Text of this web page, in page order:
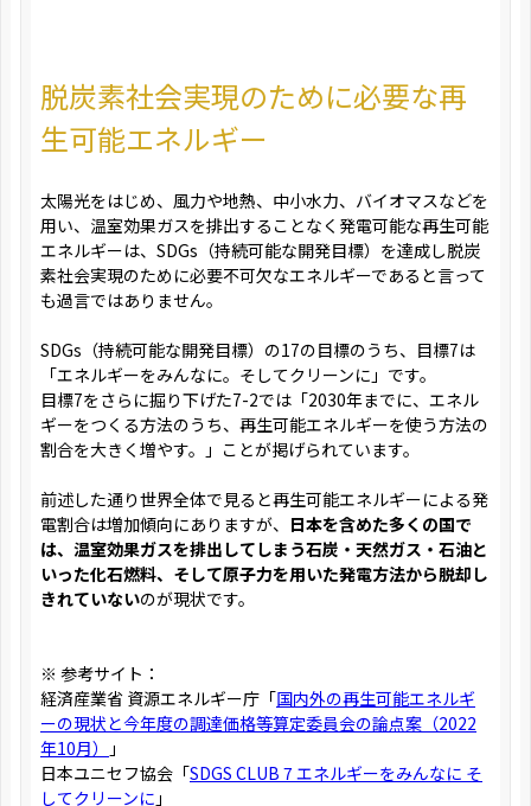
脱炭素社会実現のために必要な再
生可能エネルギー
太陽光をはじめ、風力や地熱、中小水力、バイオマスなどを
用い、温室効果ガスを排出することなく発電可能な再生可能
エネルギーは、SDGs（持続可能な開発目標）を達成し脱炭
素社会実現のために必要不可欠なエネルギーであると言って
も過言ではありません。
SDGs（持続可能な開発目標）の17の目標のうち、目標7は
「エネルギーをみんなに。そしてクリーンに」です。
目標7をさらに掘り下げた7-2では「2030年までに、エネル
ギーをつくる方法のうち、再生可能エネルギーを使う方法の
割合を大きく増やす。」ことが掲げられています。
前述した通り世界全体で見ると再生可能エネルギーによる発
電割合は増加傾向にありますが、 日本を含めた多くの国で
は、温室効果ガスを排出してしまう石炭・天然ガス・石油と
いった化石燃料、そして原子力を用いた発電方法から脱却し
きれていないのが現状です。
※ 参考サイト：
経済産業省 資源エネルギー庁「国内外の再生可能エネルギ
ーの現状と今年度の調達価格等算定委員会の論点案（2022
年10月）
」
日本ユニセフ協会「SDGS CLUB 7 エネルギーをみんなに そ
してクリーンに 」